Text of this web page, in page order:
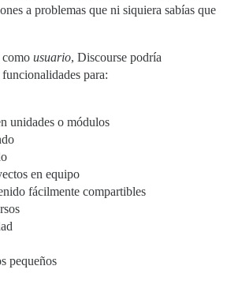
a problemas que ni siquiera sabías que
como usuario, Discourse podría
para:
unidades o módulos
en equipo
fácilmente compartibles
pequeños